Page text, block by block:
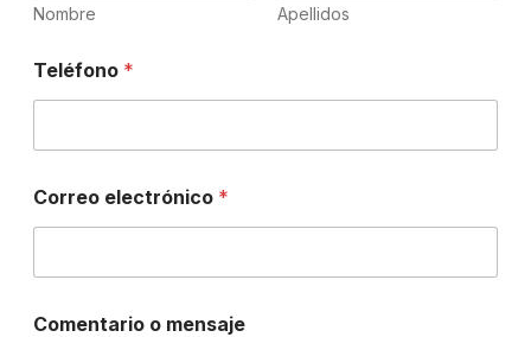
o
r
e
o
l
c
n
c
Nombre Apellidos
Teléfono *
Correo electrónico *
Comentario o mensaje